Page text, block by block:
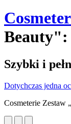
Beauty":
Szybki i
Dotychczas jedna
Cosmeterie Zestaw